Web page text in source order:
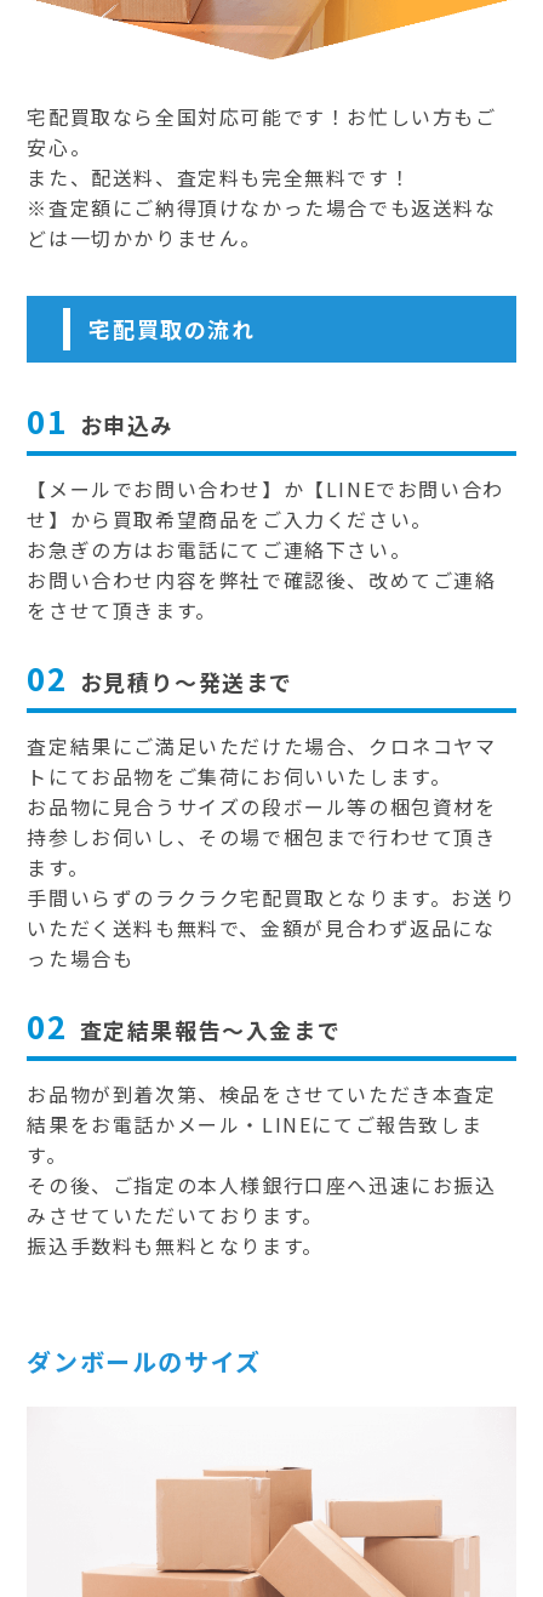
宅配買取なら全国対応可能です！お忙しい方もご
安心。
また、配送料、査定料も完全無料です！
※査定額にご納得頂けなかった場合でも返送料な
どは一切かかりません。
宅配買取の流れ
01 お申込み
【メールでお問い合わせ】か【LINEでお問い合わ
せ】から買取希望商品をご入力ください。
お急ぎの方はお電話にてご連絡下さい。
お問い合わせ内容を弊社で確認後、改めてご連絡
をさせて頂きます。
02 お見積り～発送まで
査定結果にご満足いただけた場合、クロネコヤマ
トにてお品物をご集荷にお伺いいたします。
お品物に見合うサイズの段ボール等の梱包資材を
持参しお伺いし、その場で梱包まで行わせて頂き
ます。
手間いらずのラクラク宅配買取となります。お送り
いただく送料も無料で、金額が見合わず返品にな
った場合も
02 査定結果報告～入金まで
お品物が到着次第、検品をさせていただき本査定
結果をお電話かメール・LINEにてご報告致しま
す。
その後、ご指定の本人様銀行口座へ迅速にお振込
みさせていただいております。
振込手数料も無料となります。
ダンボールのサイズ